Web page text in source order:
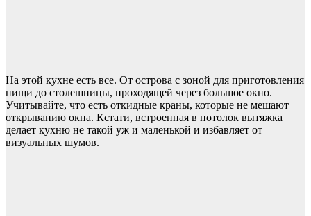
На этой кухне есть все. От острова с зоной для приготовления
пищи до столешницы, проходящей через большое окно.
Учитывайте, что есть откидные краны, которые не мешают
открыванию окна. Кстати, встроенная в потолок вытяжка
делает кухню не такой уж и маленькой и избавляет от
визуальных шумов.